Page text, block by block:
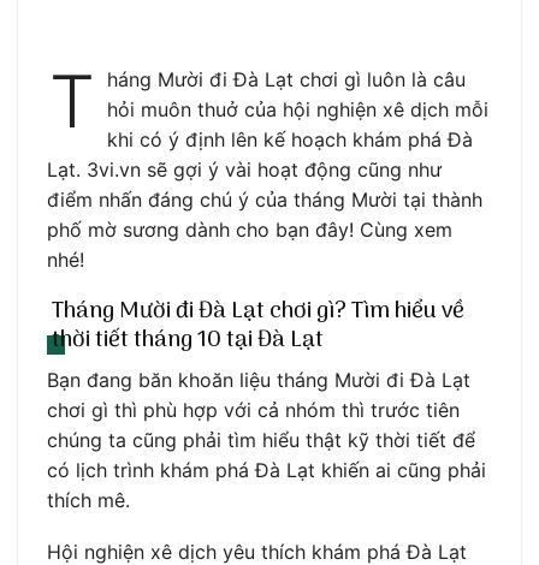
T
háng Mười đi Đà Lạt chơi gì luôn là câu
hỏi muôn thuở của hội nghiện xê dịch mỗi
khi có ý định lên kế hoạch khám phá Đà
Lạt. 3vi.vn sẽ gợi ý vài hoạt động cũng như
điểm nhấn đáng chú ý của tháng Mười tại thành
phố mờ sương dành cho bạn đây! Cùng xem
nhé!
Tháng Mười đi Đà Lạt chơi gì? Tìm hiểu về
thời tiết tháng 10 tại Đà Lạt
Bạn đang băn khoăn liệu tháng Mười đi Đà Lạt
chơi gì thì phù hợp với cả nhóm thì trước tiên
chúng ta cũng phải tìm hiểu thật kỹ thời tiết để
có lịch trình khám phá Đà Lạt khiến ai cũng phải
thích mê.
Hội nghiện xê dịch yêu thích khám phá Đà Lạt